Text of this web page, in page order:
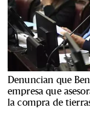
Denuncian que
empresa que
la compra de